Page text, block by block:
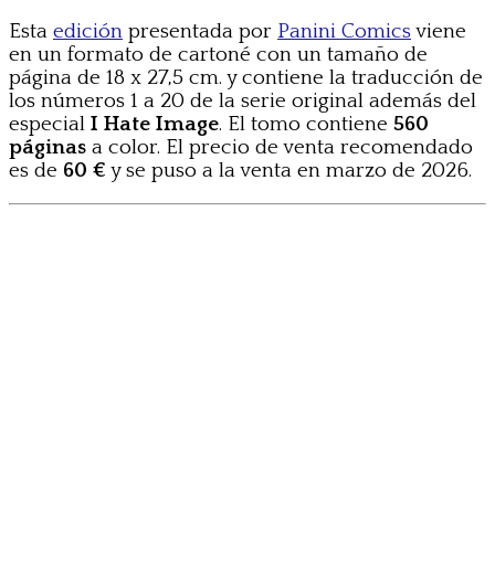
Esta edición presentada por Panini Comicsviene
en un formato de cartoné con un tamaño de
página de 18 x 27,5 cm. y contiene la traducción de
los números 1 a 20 de la serie original además del
especial I Hate Image. El tomo contiene 560
páginas a color. El precio de venta recomendado
es de 60 € y se puso a la venta en marzo de 2026.